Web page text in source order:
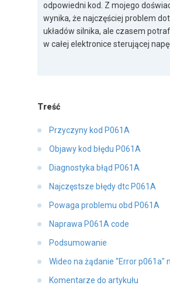
odpowiedni kod. Z mojego
wynika, że najczęściej problem
układów silnika, ale czasem
w całej elektronice sterującej
Treść
Przyczyny kod P061A
Objawy kod błędu P061A
Diagnostyka błąd P061A
Najczęstsze błędy dtc P061A
Powaga problemu obd P061A
Naprawa P061A code
Podsumowanie
Wideo na żądanie "Error p061a"
Komentarze do artykułu